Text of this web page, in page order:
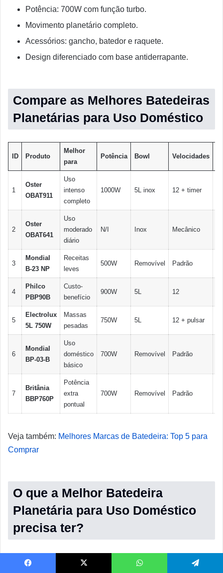
Potência: 700W com função turbo.
Movimento planetário completo.
Acessórios: gancho, batedor e raquete.
Design diferenciado com base antiderrapante.
Compare as Melhores Batedeiras
Planetárias para Uso Doméstico
ID Produto
Melhor
para
Potência Bowl Velocidades
1
Oster
OBAT911
Uso
intenso
completo
1000W 5L inox 12 + timer
2
Oster
OBAT641
Uso
moderado
diário
N/I Inox Mecânico
3
Mondial
B-23 NP
Receitas
leves
500W Removível Padrão
4
Philco
PBP90B
Custo-
benefício
900W 5L 12
5
Electrolux
5L 750W
Massas
pesadas
750W 5L 12 + pulsar
6
Mondial
BP-03-B
Uso
doméstico
básico
700W Removível Padrão
7
Britânia
BBP760P
Potência
extra
pontual
700W Removível Padrão
Veja também: Melhores Marcas de Batedeira: Top 5 para
Comprar
O que a Melhor Batedeira
Planetária para Uso Doméstico
precisa ter?